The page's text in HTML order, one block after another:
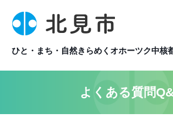
ひと・まち・自然きらめくオホーツク中核
よくある質問